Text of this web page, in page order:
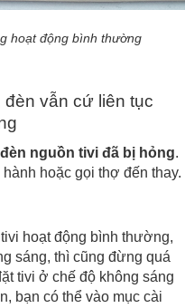
hoạt động bình thường
vẫn cứ liên tục
đèn nguồn tivi đã bị hỏng.
hoặc gọi thợ đến thay.
hoạt động bình thường,
sáng, thì cũng đừng quá
tivi ở chế độ không sáng
bạn có thể vào mục cài